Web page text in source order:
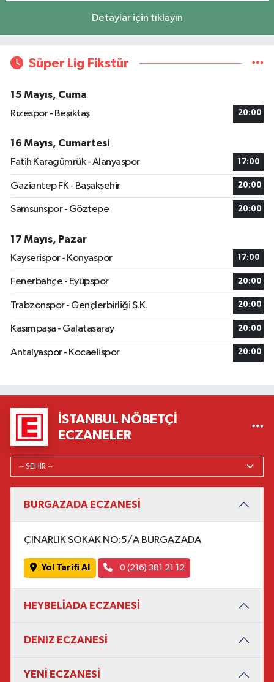
Detaylar için tıklayın
Süper Lig Fikstür
15 Mayıs, Cuma
Rizespor - Beşiktaş
20:00
16 Mayıs, Cumartesi
Fatih Karagümrük - Alanyaspor
17:00
Gaziantep FK - Başakşehir 20:00
Samsunspor - Göztepe 20:00
17 Mayıs, Pazar
Kayserispor - Konyaspor
17:00
Fenerbahçe - Eyüpspor 20:00
Trabzonspor - Gençlerbirliği S.K. 20:00
Kasımpaşa - Galatasaray 20:00
Antalyaspor - Kocaelispor 20:00
İSTANBUL NÖBETÇI
ECZANELER
BURGAZADA ECZANESİ
ÇINARLIK SOKAK NO:5/A BURGAZADA
Yol Tarifi Al 0 (216) 381 21 12
HEYBELİADA ECZANESİ
DENIZ ECZANESİ
YENİ ECZANESİ